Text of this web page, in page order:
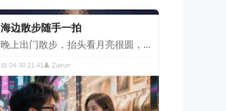
📅 04-30 21:41👤 Zairun